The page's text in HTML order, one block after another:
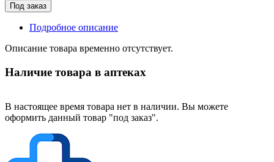
Под заказ
Подробное описание
Описание товара временно отсутствует.
Наличие товара в аптеках
В настоящее время товара нет в наличии. Вы можете
оформить данный товар "под заказ".